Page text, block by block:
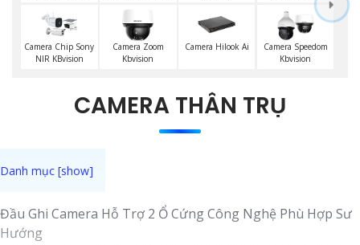
Camera Chip Sony
NIR KBvision
Camera Zoom
Kbvision
Camera Hilook Ai
Camera Speedom
Kbvision
CAMERA THÂN TRỤ
Đầu Ghi Camera Hỗ Trợ 2 Ổ Cứng Công Nghệ Phù Hợp Sư
Hướng